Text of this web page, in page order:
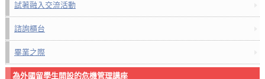
試著融入交流活動
諮詢櫃台
畢業之際
為外國留學生開設的危機管理講座